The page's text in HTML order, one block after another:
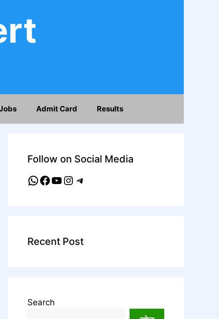
Admit Card Results
Follow on Social Media
WhatsApp
Facebook
YouTube
Instagram
Telegram
Recent Post
Search